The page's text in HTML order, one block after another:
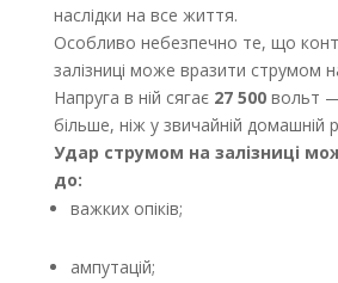
наслідки на все життя.
Особливо небезпечно те, що
залізниці може вразити струмом
Напруга в ній сягає 27 500вольт
більше, ніж у звичайній домашній
Удар струмом на залізниці
до:
важких опіків;
ампутацій;